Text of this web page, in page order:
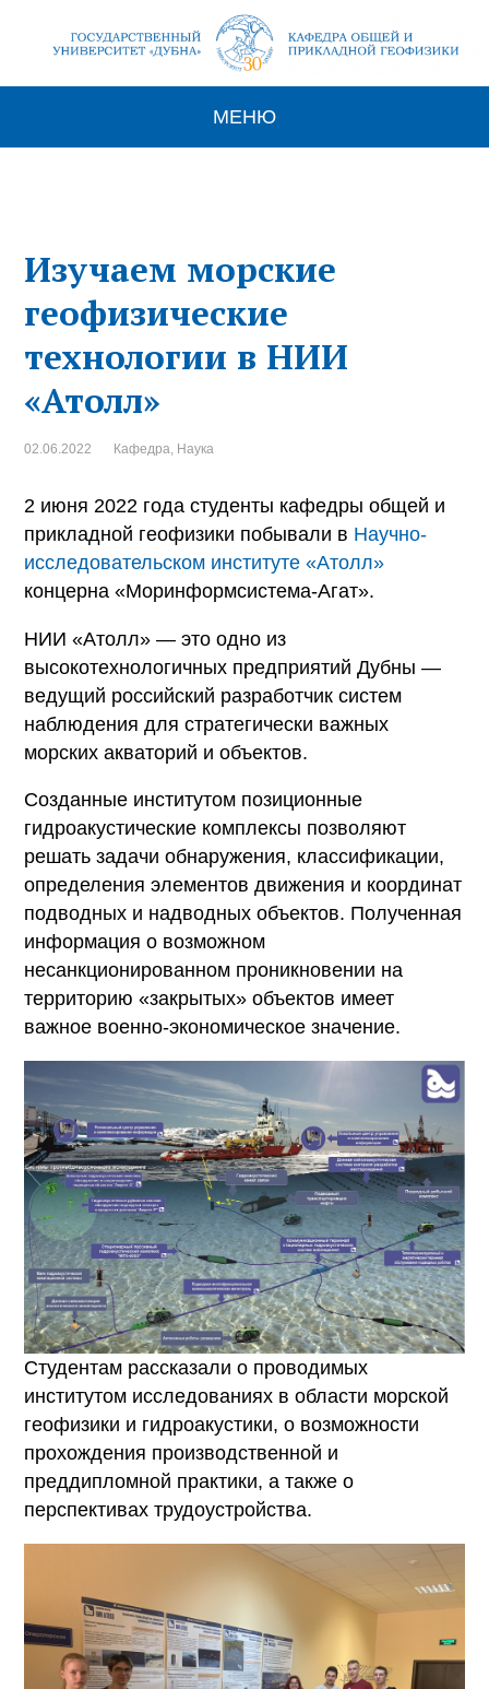
МЕНЮ
Изучаем морские
геофизические
технологии в НИИ
«Атолл»
02.06.2022 Кафедра, Наука
2 июня 2022 года студенты кафедры общей и
прикладной геофизики побывали в Научно-
исследовательском институте «Атолл»
концерна «Моринформсистема-Агат».
НИИ «Атолл» — это одно из
высокотехнологичных предприятий Дубны —
ведущий российский разработчик систем
наблюдения для стратегически важных
морских акваторий и объектов.
Созданные институтом позиционные
гидроакустические комплексы позволяют
решать задачи обнаружения, классификации,
определения элементов движения и координат
подводных и надводных объектов. Полученная
информация о возможном
несанкционированном проникновении на
территорию «закрытых» объектов имеет
важное военно-экономическое значение.
Студентам рассказали о проводимых
институтом исследованиях в области морской
геофизики и гидроакустики, о возможности
прохождения производственной и
преддипломной практики, а также о
перспективах трудоустройства.